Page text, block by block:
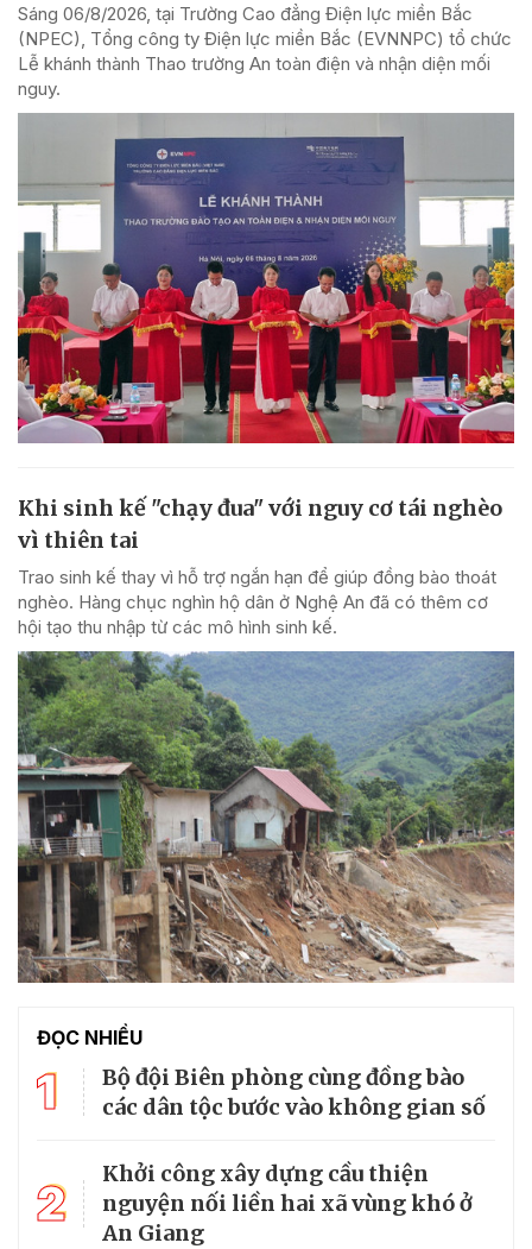
Sáng 06/8/2026, tại Trường Cao đẳng Điện lực miền Bắc
(NPEC), Tổng công ty Điện lực miền Bắc (EVNNPC) tổ chức
Lễ khánh thành Thao trường An toàn điện và nhận diện mối
nguy.
Khi sinh kế "chạy đua" với nguy cơ tái nghèo
vì thiên tai
Trao sinh kế thay vì hỗ trợ ngắn hạn để giúp đồng bào thoát
nghèo. Hàng chục nghìn hộ dân ở Nghệ An đã có thêm cơ
hội tạo thu nhập từ các mô hình sinh kế.
ĐỌC NHIỀU
1
Bộ đội Biên phòng cùng đồng bào
các dân tộc bước vào không gian số
2
Khởi công xây dựng cầu thiện
nguyện nối liền hai xã vùng khó ở
An Giang